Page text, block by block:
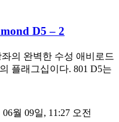
D5 – 2
의 완벽한 수성 애비로드
플래그십이다. 801 D5는
06월 09일, 11:27 오전